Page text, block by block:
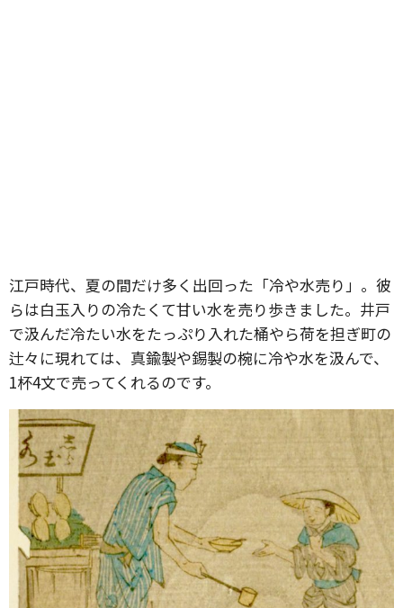
江戸時代、夏の間だけ多く出回った「冷や水売り」。彼
らは白玉入りの冷たくて甘い水を売り歩きました。井戸
で汲んだ冷たい水をたっぷり入れた桶やら荷を担ぎ町の
辻々に現れては、真鍮製や錫製の椀に冷や水を汲んで、
1杯4文で売ってくれるのです。